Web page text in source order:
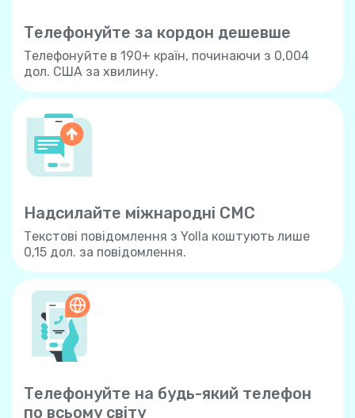
Телефонуйте за кордон дешевше
Телефонуйте в 190+ країн, починаючи з 0,004
дол. США за хвилину.
Надсилайте міжнародні СМС
Текстові повідомлення з Yolla коштують лише
0,15 дол. за повідомлення.
Телефонуйте на будь-який телефон
по всьому свiту